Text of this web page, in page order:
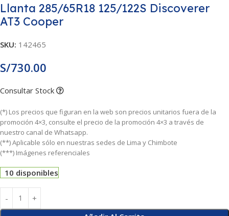
Llanta 285/65R18 125/122S Discoverer
AT3 Cooper
SKU: 142465
S/730.00
Consultar Stock
(*) Los precios que figuran en la web son precios unitarios fuera de la
promoción 4×3, consulte el precio de la promoción 4×3 a través de
nuestro canal de Whatsapp.
(**) Aplicable sólo en nuestras sedes de Lima y Chimbote
(***) Imágenes referenciales
10 disponibles